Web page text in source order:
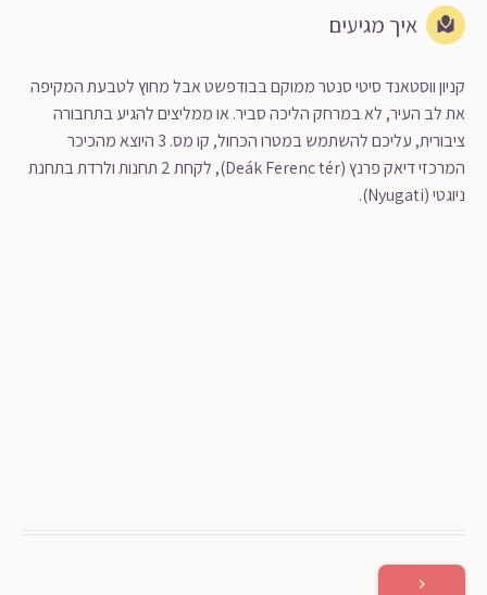
איך מגיעים
קניון ווסטאנד סיטי סנטר ממוקם בבודפשט אבל מחוץ לטבעת המקיפה
את לב העיר, לא במרחק הליכה סביר. או ממליצים להגיע בתחבורה
ציבורית, עליכם להשתמש במטרו הכחול, קו מס. 3 היוצא מהכיכר
המרכזי דיאק פרנץ (Deák Ferenc tér), לקחת 2 תחנות ולרדת בתחנת
ניוגטי (Nyugati).